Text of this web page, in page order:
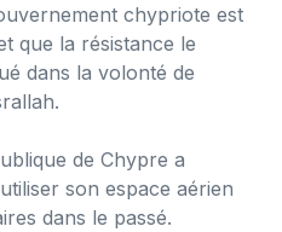
chypriote est
que la résistance le
dans la volonté de
de Chypre a
son espace aérien
dans le passé.